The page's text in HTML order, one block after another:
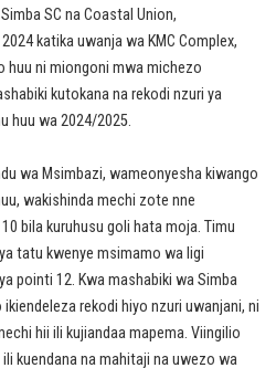
SC na Coastal Union,
katika uwanja wa KMC Complex,
huu ni miongoni mwa michezo
kutokana na rekodi nzuri ya
huu wa 2024/2025.
wa Msimbazi, wameonyesha kiwango
wakishinda mechi zote nne
bila kuruhusu goli hata moja. Timu
tatu kwenye msimamo wa ligi
pointi 12. Kwa mashabiki wa Simba
rekodi hiyo nzuri uwanjani, ni
hii ili kujiandaa mapema. Viingilio
kuendana na mahitaji na uwezo wa